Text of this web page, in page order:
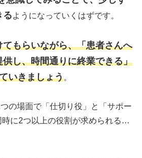
るようになっていくはずです。
もらいながら、「患者さんへ
し、時間通りに終業できる」
いきましょう。
の場面で「仕切り役」と「サポー
時に2つ以上の役割が求められる…